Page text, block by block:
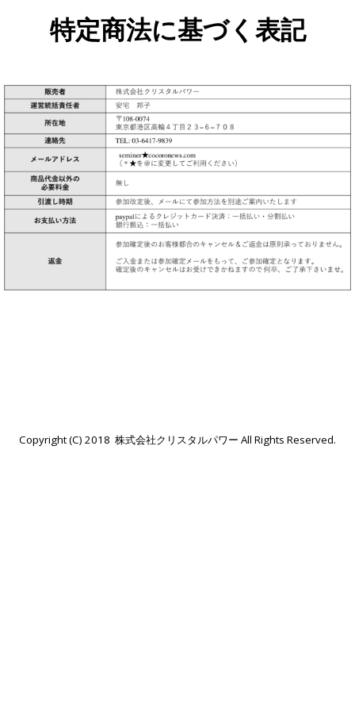
特定商法に基づく表記
Copyright (C) 2018 株式会社クリスタルパワー All Rights Reserved.